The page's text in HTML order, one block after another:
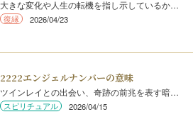
大きな変化や人生の転機を指し示しているか…
復縁 2026/04/23
2222エンジェルナンバーの意味
ツインレイとの出会い、奇跡の前兆を表す暗…
スピリチュアル 2026/04/15